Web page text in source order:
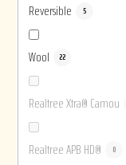
Reversible 5
Wool 22
Realtree Xtra® Camou
Realtree APB HD® 0